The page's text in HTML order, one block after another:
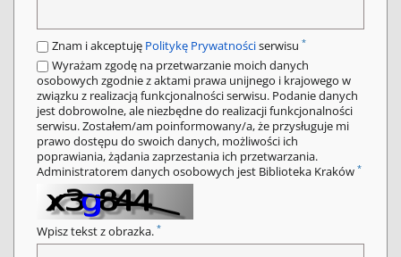
Znam i akceptuję Politykę Prywatnościserwisu *
Wyrażam zgodę na przetwarzanie moich danych
osobowych zgodnie z aktami prawa unijnego i krajowego w
związku z realizacją funkcjonalności serwisu. Podanie danych
jest dobrowolne, ale niezbędne do realizacji funkcjonalności
serwisu. Zostałem/am poinformowany/a, że przysługuje mi
prawo dostępu do swoich danych, możliwości ich
poprawiania, żądania zaprzestania ich przetwarzania.
Administratorem danych osobowych jest Biblioteka Kraków *
Wpisz tekst z obrazka. *